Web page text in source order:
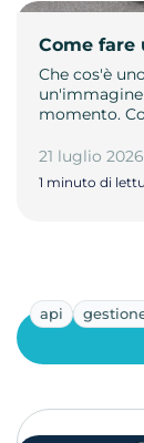
Come fare
Che cos'è
momento.
21 luglio 2026
1 minuto di
api